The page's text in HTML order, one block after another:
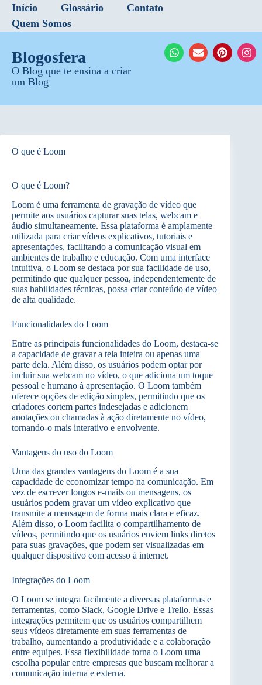
Início Glossário
Contato
Quem Somos
Blogosfera
O Blog que te ensina a criar
um Blog
O que é Loom
O que é Loom?
Loom é uma ferramenta de gravação de vídeo que
permite aos usuários capturar suas telas, webcam e
áudio simultaneamente. Essa plataforma é amplamente
utilizada para criar vídeos explicativos, tutoriais e
apresentações, facilitando a comunicação visual em
ambientes de trabalho e educação. Com uma interface
intuitiva, o Loom se destaca por sua facilidade de uso,
permitindo que qualquer pessoa, independentemente de
suas habilidades técnicas, possa criar conteúdo de vídeo
de alta qualidade.
Funcionalidades do Loom
Entre as principais funcionalidades do Loom, destaca-se
a capacidade de gravar a tela inteira ou apenas uma
parte dela. Além disso, os usuários podem optar por
incluir sua webcam no vídeo, o que adiciona um toque
pessoal e humano à apresentação. O Loom também
oferece opções de edição simples, permitindo que os
criadores cortem partes indesejadas e adicionem
anotações ou chamadas à ação diretamente no vídeo,
tornando-o mais interativo e envolvente.
Vantagens do uso do Loom
Uma das grandes vantagens do Loom é a sua
capacidade de economizar tempo na comunicação. Em
vez de escrever longos e-mails ou mensagens, os
usuários podem gravar um vídeo explicativo que
transmite a mensagem de forma mais clara e eficaz.
Além disso, o Loom facilita o compartilhamento de
vídeos, permitindo que os usuários enviem links diretos
para suas gravações, que podem ser visualizadas em
qualquer dispositivo com acesso à internet.
Integrações do Loom
O Loom se integra facilmente a diversas plataformas e
ferramentas, como Slack, Google Drive e Trello. Essas
integrações permitem que os usuários compartilhem
seus vídeos diretamente em suas ferramentas de
trabalho, aumentando a produtividade e a colaboração
entre equipes. Essa flexibilidade torna o Loom uma
escolha popular entre empresas que buscam melhorar a
comunicação interna e externa.